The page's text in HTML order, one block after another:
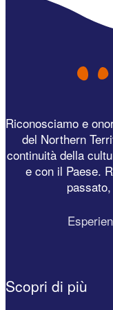
Riconosciamo e
del Northern
continuità della
e con il Paese.
Scopri di più